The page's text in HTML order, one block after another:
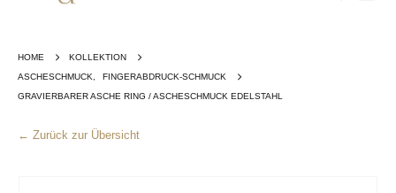
HOME
KOLLEKTION
ASCHESCHMUCK
FINGERABDRUCK-SCHMUCK
GRAVIERBARER ASCHE RING / ASCHESCHMUCK EDELSTAHL
← Zurück zur Übersicht